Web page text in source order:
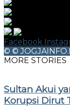
Facebook
© ©
MORE STORIES
Sultan Akui
Korupsi Dirut